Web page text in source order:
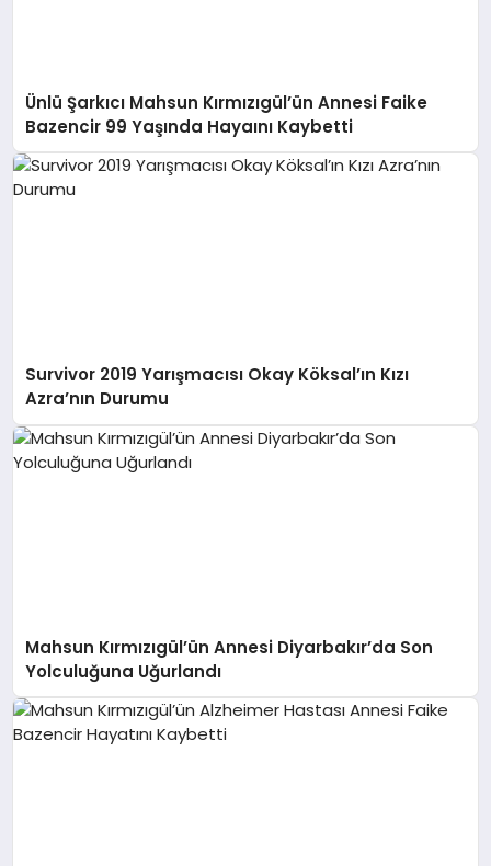
Ünlü Şarkıcı Mahsun Kırmızıgül’ün Annesi Faike
Bazencir 99 Yaşında Hayaını Kaybetti
Survivor 2019 Yarışmacısı Okay Köksal’ın Kızı
Azra’nın Durumu
Mahsun Kırmızıgül’ün Annesi Diyarbakır’da Son
Yolculuğuna Uğurlandı